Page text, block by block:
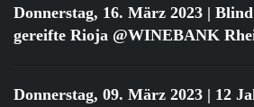
Donnerstag, 16. März 2023 |
gereifte Rioja @WINEBANK
Donnerstag, 09. März 2023 | 12